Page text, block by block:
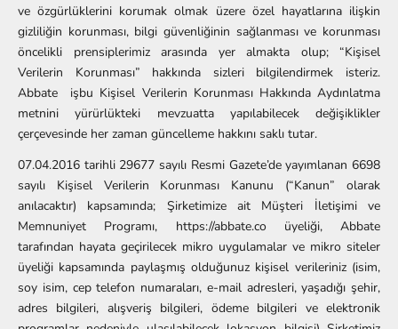
ve özgürlüklerini korumak olmak üzere özel hayatlarına ilişkin
gizliliğin korunması, bilgi güvenliğinin sağlanması ve korunması
öncelikli prensiplerimiz arasında yer almakta olup; “Kişisel
Verilerin Korunması” hakkında sizleri bilgilendirmek isteriz.
Abbate
işbu Kişisel Verilerin Korunması Hakkında Aydınlatma
metnini yürürlükteki mevzuatta yapılabilecek değişiklikler
çerçevesinde her zaman güncelleme hakkını saklı tutar.
07.04.2016 tarihli 29677 sayılı Resmi Gazete’de yayımlanan 6698
sayılı Kişisel Verilerin Korunması Kanunu (“Kanun” olarak
anılacaktır) kapsamında; Şirketimize ait Müşteri İletişimi ve
Memnuniyet Programı, https://abbate.co üyeliği, Abbate
tarafından hayata geçirilecek mikro uygulamalar ve mikro siteler
üyeliği kapsamında paylaşmış olduğunuz kişisel verileriniz (isim,
soy isim, cep telefon numaraları, e-mail adresleri, yaşadığı şehir,
adres bilgileri, alışveriş bilgileri, ödeme bilgileri ve elektronik